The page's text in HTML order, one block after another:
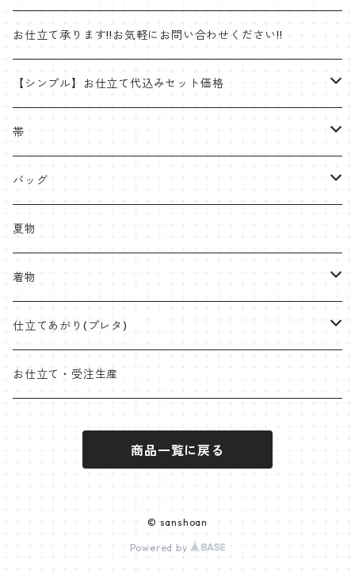
帯
ゴブラン織名古屋帯
半巾帯
着物
羽織
お仕立て承ります!!お気軽にお問い合わせください!!
【シンプル】お仕立て代込みセット価格
着物
片貝木綿
紬
帯
八寸名古屋
九寸名古屋
帯
名古屋帯・京袋帯
ミンサー
首里織
半幅帯
博多織
ミンサー
桐生織 ※ポリエステル含む
角帯
オリジナル角帯
兵児帯(仕立て上がり)
袋帯
バッグ
受注生産やOEMも承ります
ラタンハンドル
ワイドサイズ
クラッチバッグ
夏物
着物
片貝木綿
小千谷縮
仕立てあがり(プレタ)
帯
お仕立て・受注生産
商品一覧に戻る
© sanshoan
Powered by